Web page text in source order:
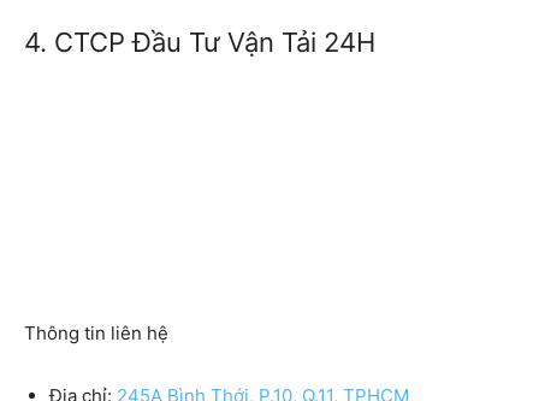
4. CTCP Đầu Tư Vận Tải 24H
Thông tin liên hệ
Địa chỉ: 245A Bình Thới, P.10, Q.11, TPHCM